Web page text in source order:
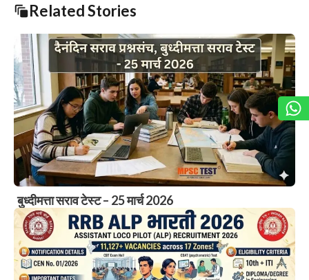
Related Stories
बुध्दीमत्ता सराव टेस्ट – 25 मार्च 2026